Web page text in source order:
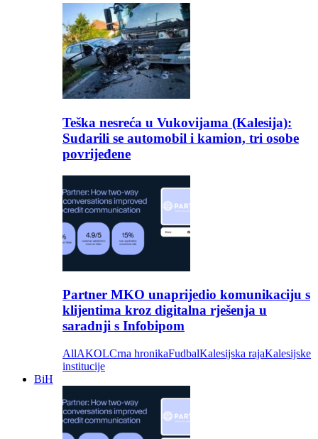
Teška nesreća u Vukovijama (Kalesija):
Sudarili se automobil i kamion, tri osobe
povrijeđene
Partner MKO unaprijedio komunikaciju s
klijentima kroz digitalna rješenja u
saradnji s Infobipom
AllAKOLCrna hronikaFudbalKalesijska rajaKalesijske
institucije
BiH